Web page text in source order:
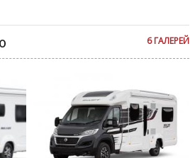
6 ГАЛЕРЕЙ